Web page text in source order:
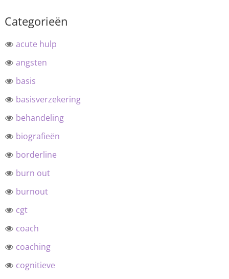
Categorieën
acute hulp
angsten
basis
basisverzekering
behandeling
biografieën
borderline
burn out
burnout
cgt
coach
coaching
cognitieve